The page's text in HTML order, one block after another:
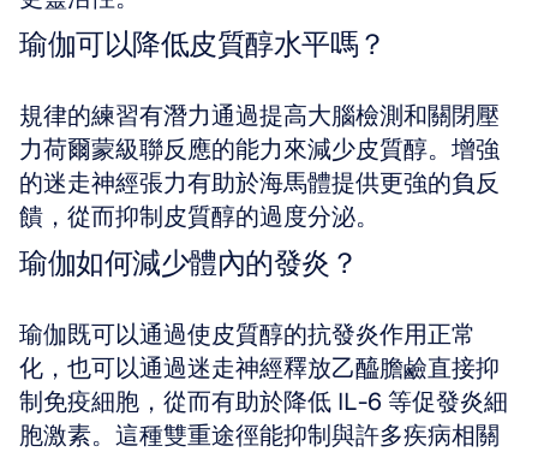
瑜伽可以降低皮質醇水平嗎？
規律的練習有潛力通過提高大腦檢測和關閉壓
力荷爾蒙級聯反應的能力來減少皮質醇。增強
的迷走神經張力有助於海馬體提供更強的負反
饋，從而抑制皮質醇的過度分泌。
瑜伽如何減少體內的發炎？
瑜伽既可以通過使皮質醇的抗發炎作用正常
化，也可以通過迷走神經釋放乙醯膽鹼直接抑
制免疫細胞，從而有助於降低 IL-6 等促發炎細
胞激素。這種雙重途徑能抑制與許多疾病相關